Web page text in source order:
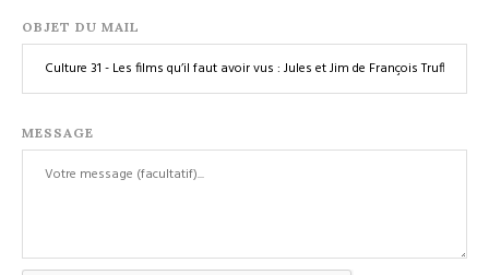
OBJET DU MAIL
MESSAGE